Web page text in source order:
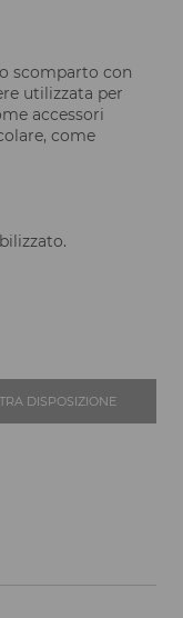
scomparto con
utilizzata per
accessori
come
DISPOSIZIONE